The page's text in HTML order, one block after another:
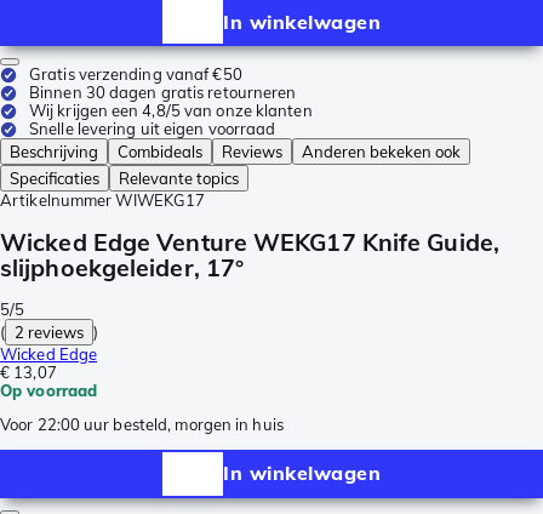
In winkelwagen
Gratis verzending vanaf €50
Binnen 30 dagen gratis retourneren
Wij krijgen een 4,8/5 van onze klanten
Snelle levering uit eigen voorraad
Beschrijving
Combideals Reviews
Anderen bekeken ook
Specificaties
Relevante topics
Artikelnummer WIWEKG17
Wicked Edge Venture WEKG17 Knife Guide,
slijphoekgeleider, 17°
5/5
( 2 reviews )
Wicked Edge
€ 13,07
Op voorraad
Voor 22:00 uur besteld, morgen in huis
In winkelwagen